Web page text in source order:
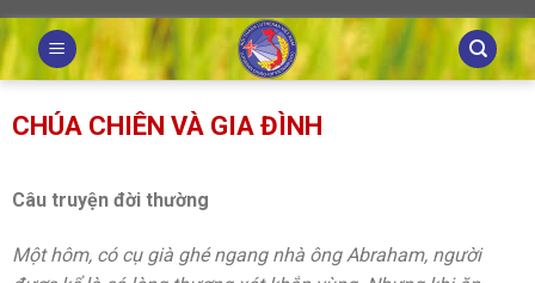
Skip
to
content
CHÚA CHIÊN VÀ GIA ĐÌNH
Câu truyện đời thường
Một hôm, có cụ già ghé ngang nhà ông Abraham, người